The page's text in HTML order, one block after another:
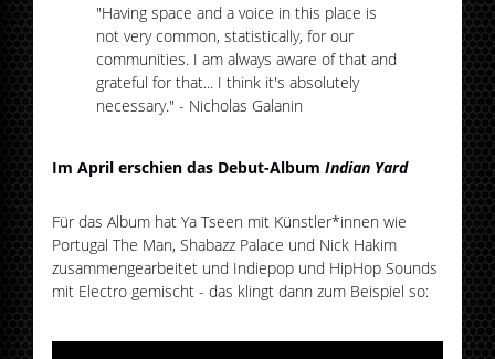
"Having space and a voice in this place is
not very common, statistically, for our
communities. I am always aware of that and
grateful for that... I think it's absolutely
necessary." - Nicholas Galanin
Im April erschien das Debut-AlbumIndian Yard
Für das Album hat Ya Tseen mit Künstler*innen wie
Portugal The Man, Shabazz Palace und Nick Hakim
zusammengearbeitet und Indiepop und HipHop Sounds
mit Electro gemischt - das klingt dann zum Beispiel so: